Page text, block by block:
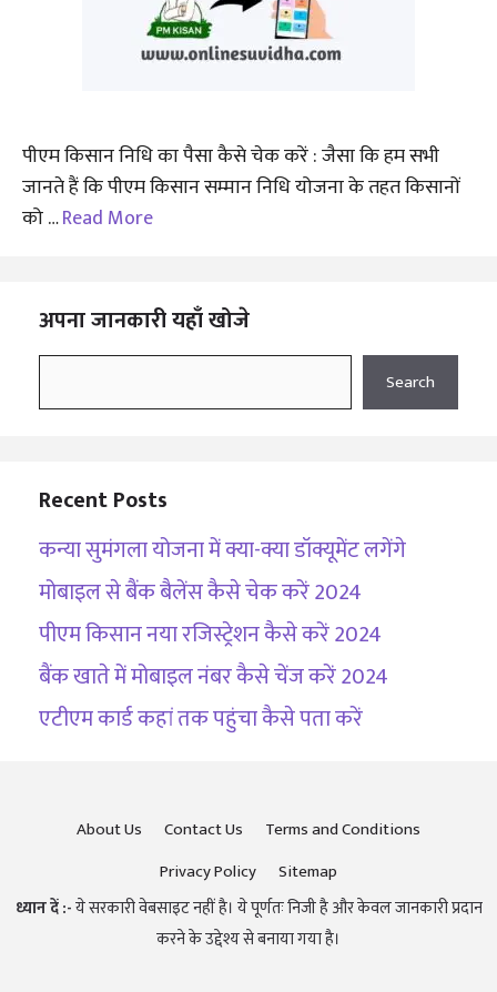
पीएम किसान निधि का पैसा कैसे चेक करें : जैसा कि हम सभी
जानते हैं कि पीएम किसान सम्मान निधि योजना के तहत किसानों
को …Read More
अपना जानकारी यहाँ खोजे
Search
Recent Posts
कन्या सुमंगला योजना में क्या-क्या डॉक्यूमेंट लगेंगे
मोबाइल से बैंक बैलेंस कैसे चेक करें 2024
पीएम किसान नया रजिस्ट्रेशन कैसे करें 2024
बैंक खाते में मोबाइल नंबर कैसे चेंज करें 2024
एटीएम कार्ड कहां तक पहुंचा कैसे पता करें
About Us Contact Us
Terms and Conditions
Privacy Policy
Sitemap
ध्यान दें :-ये सरकारी वेबसाइट नहीं है। ये पूर्णतः निजी है और केवल जानकारी प्रदान
करने के उद्देश्य से बनाया गया है।